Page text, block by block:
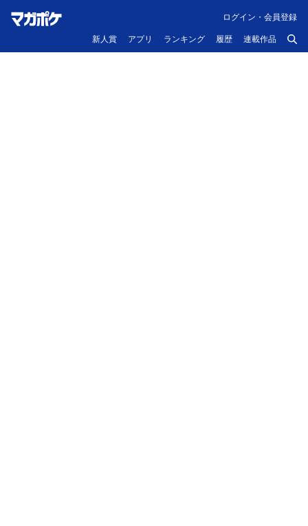
新人賞 アプリ ランキング 履歴 連載作品
ログイン・会員登録